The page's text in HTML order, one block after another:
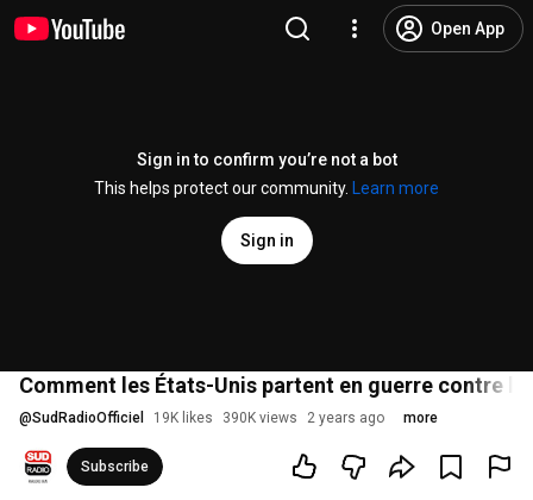
Open App
Sign in to confirm you’re not a bot
This helps protect our community.
Learn more
Sign in
Comment les États-Unis partent en guerre contre
@SudRadioOfficiel 19K likes 390K views 2 years ago more
Subscribe